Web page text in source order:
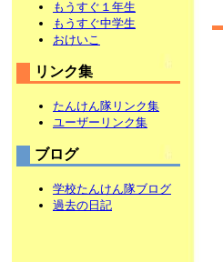
もうすぐ１年生
もうすぐ中学生
おけいこ
リンク集
たんけん隊リンク集
ユーザーリンク集
ブログ
学校たんけん隊ブログ
過去の日記